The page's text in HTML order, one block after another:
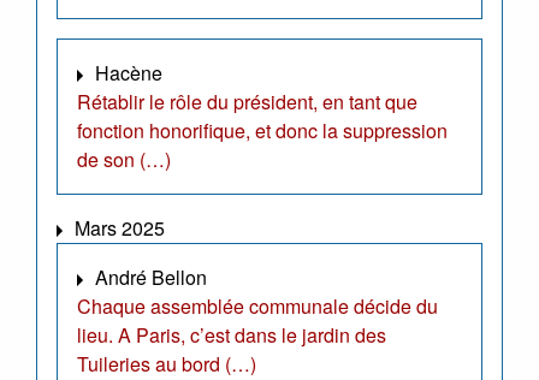
Hacène
Rétablir le rôle du président, en tant que
fonction honorifique, et donc la suppression
de son (…)
Mars 2025
André Bellon
Chaque assemblée communale décide du
lieu. A Paris, c’est dans le jardin des
Tuileries au bord (…)